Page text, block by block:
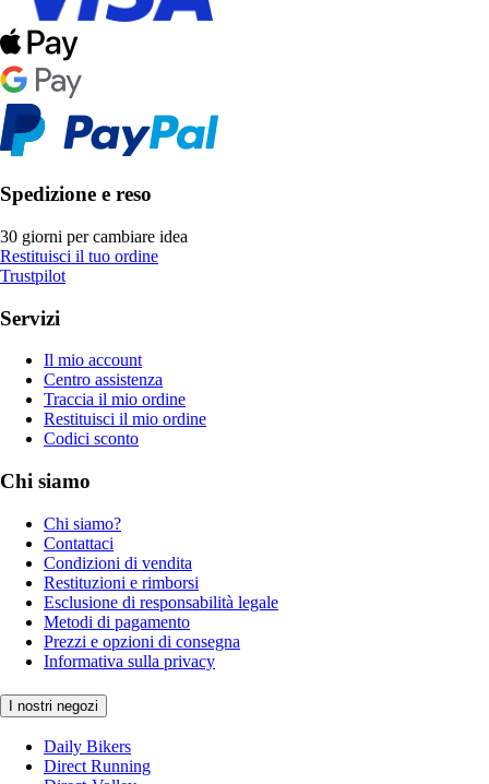
Spedizione e reso
30 giorni per cambiare idea
Restituisci il tuo ordine
Trustpilot
Servizi
Il mio account
Centro assistenza
Traccia il mio ordine
Restituisci il mio ordine
Codici sconto
Chi siamo
Chi siamo?
Contattaci
Condizioni di vendita
Restituzioni e rimborsi
Esclusione di responsabilità legale
Metodi di pagamento
Prezzi e opzioni di consegna
Informativa sulla privacy
I nostri negozi
Daily Bikers
Direct Running